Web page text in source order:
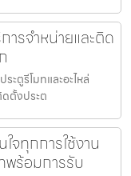
รจำหน่ายและติด
ตูรีโมทและอะไหล่
ตั้งประต
จทุกการใช้งาน
พร้อมการรับ